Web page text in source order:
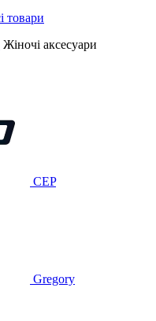
Жіночі аксесуари
CEP
Gregory